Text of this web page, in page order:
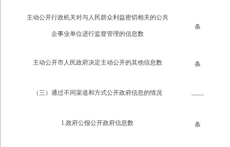
主动公开行政机关对与人民群众利益密切相关的公共
企事业单位进行监督管理的信息数
条
主动公开市人民政府决定主动公开的其他信息数 条
（三）通过不同渠道和方式公开政府信息的情况 ——
1.政府公报公开政府信息数 条